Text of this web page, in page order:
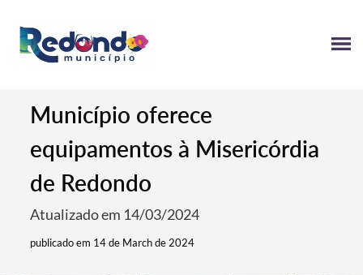
Município oferece
equipamentos à Misericórdia
de Redondo
Atualizado em 14/03/2024
publicado em 14 de March de 2024